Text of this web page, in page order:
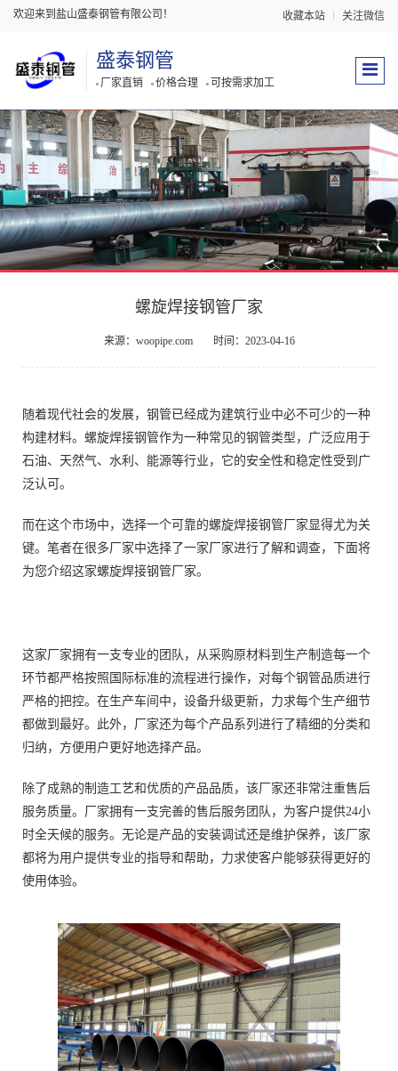
欢迎来到盐山盛泰钢管有限公司！ 收藏本站 关注微信
盛泰钢管
厂家直销 价格合理 可按需求加工
螺旋焊接钢管厂家
来源：woopipe.com 时间：2023-04-16
随着现代社会的发展，钢管已经成为建筑行业中必不可少的一种
构建材料。螺旋焊接钢管作为一种常见的钢管类型，广泛应用于
石油、天然气、水利、能源等行业，它的安全性和稳定性受到广
泛认可。
而在这个市场中，选择一个可靠的螺旋焊接钢管厂家显得尤为关
键。笔者在很多厂家中选择了一家厂家进行了解和调查，下面将
为您介绍这家螺旋焊接钢管厂家。
这家厂家拥有一支专业的团队，从采购原材料到生产制造每一个
环节都严格按照国际标准的流程进行操作，对每个钢管品质进行
严格的把控。在生产车间中，设备升级更新，力求每个生产细节
都做到最好。此外，厂家还为每个产品系列进行了精细的分类和
归纳，方便用户更好地选择产品。
除了成熟的制造工艺和优质的产品品质，该厂家还非常注重售后
服务质量。厂家拥有一支完善的售后服务团队，为客户提供24小
时全天候的服务。无论是产品的安装调试还是维护保养，该厂家
都将为用户提供专业的指导和帮助，力求使客户能够获得更好的
使用体验。